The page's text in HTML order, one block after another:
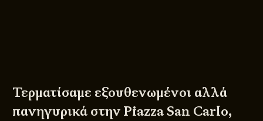
Τερματίσαμε εξουθενωμένοι αλλά
πανηγυρικά στην Piazza San Carlo,